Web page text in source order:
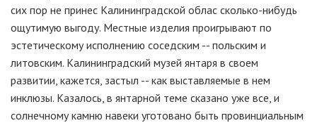
сих пор не принес Калининградской облас сколько-нибудь
ощутимую выгоду. Местные изделия проигрывают по
эстетическому исполнению соседским -- польским и
литовским. Калининградский музей янтаря в своем
развитии, кажется, застыл -- как выставляемые в нем
инклюзы. Казалось, в янтарной теме сказано уже все, и
солнечному камню навеки уготовано быть провинциальным